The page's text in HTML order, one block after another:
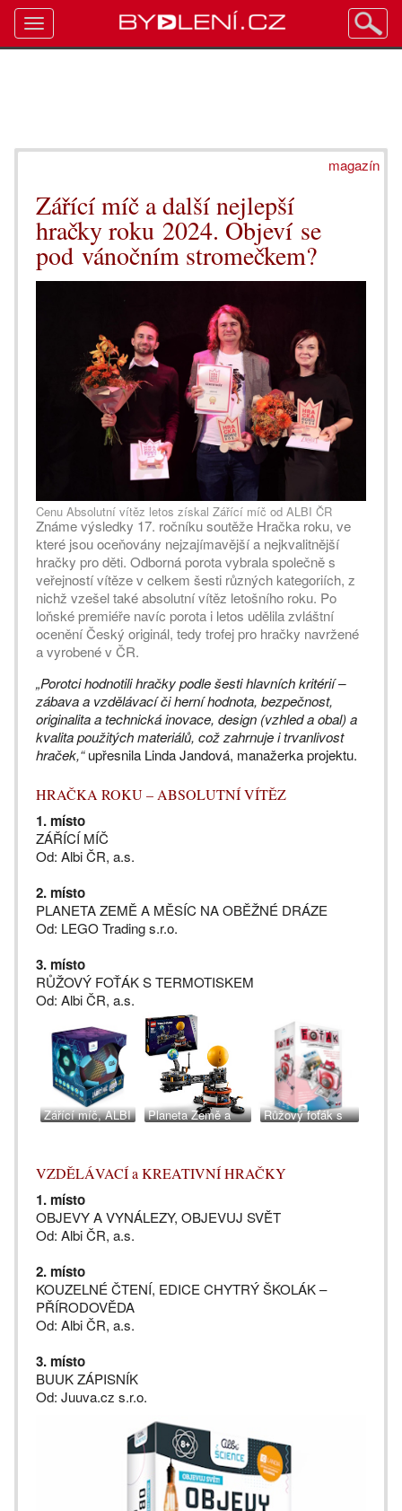
magazín
Zářící míč a další nejlepší
hračky roku 2024. Objeví se
pod vánočním stromečkem?
Cenu Absolutní vítěz letos získal Zářící míč od ALBI ČR
Známe výsledky 17. ročníku soutěže Hračka roku, ve
které jsou oceňovány nejzajímavější a nejkvalitnější
hračky pro děti. Odborná porota vybrala společně s
veřejností vítěze v celkem šesti různých kategoriích, z
nichž vzešel také absolutní vítěz letošního roku. Po
loňské premiéře navíc porota i letos udělila zvláštní
ocenění Český originál, tedy trofej pro hračky navržené
a vyrobené v ČR.
„Porotci hodnotili hračky podle šesti hlavních kritérií –
zábava a vzdělávací či herní hodnota, bezpečnost,
originalita a technická inovace, design (vzhled a obal) a
kvalita použitých materiálů, což zahrnuje i trvanlivost
hraček,“upřesnila Linda Jandová, manažerka projektu.
HRAČKA ROKU – ABSOLUTNÍ VÍTĚZ
1. místo
ZÁŘÍCÍ MÍČ
Od: Albi ČR, a.s.
2. místo
PLANETA ZEMĚ A MĚSÍC NA OBĚŽNÉ DRÁZE
Od: LEGO Trading s.r.o.
3. místo
RŮŽOVÝ FOŤÁK S TERMOTISKEM
Od: Albi ČR, a.s.
Zářící míč, ALBI
Planeta Země a
Trading
Růžový foťák s
VZDĚLÁVACÍ a KREATIVNÍ HRAČKY
1. místo
OBJEVY A VYNÁLEZY, OBJEVUJ SVĚT
Od: Albi ČR, a.s.
2. místo
KOUZELNÉ ČTENÍ, EDICE CHYTRÝ ŠKOLÁK –
PŘÍRODOVĚDA
Od: Albi ČR, a.s.
3. místo
BUUK ZÁPISNÍK
Od: Juuva.cz s.r.o.
Toggle
navigation